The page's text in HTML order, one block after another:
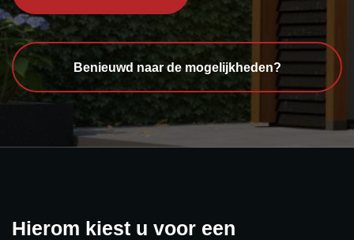
Benieuwd naar de mogelijkheden?
Hierom kiest u voor een